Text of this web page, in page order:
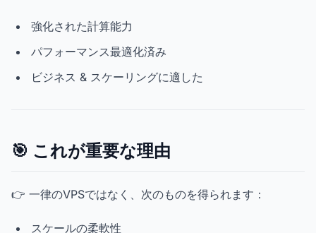
強化された計算能力
パフォーマンス最適化済み
ビジネス & スケーリングに適した
🎯 これが重要な理由
👉 一律のVPSではなく、次のものを得られます：
スケールの柔軟性